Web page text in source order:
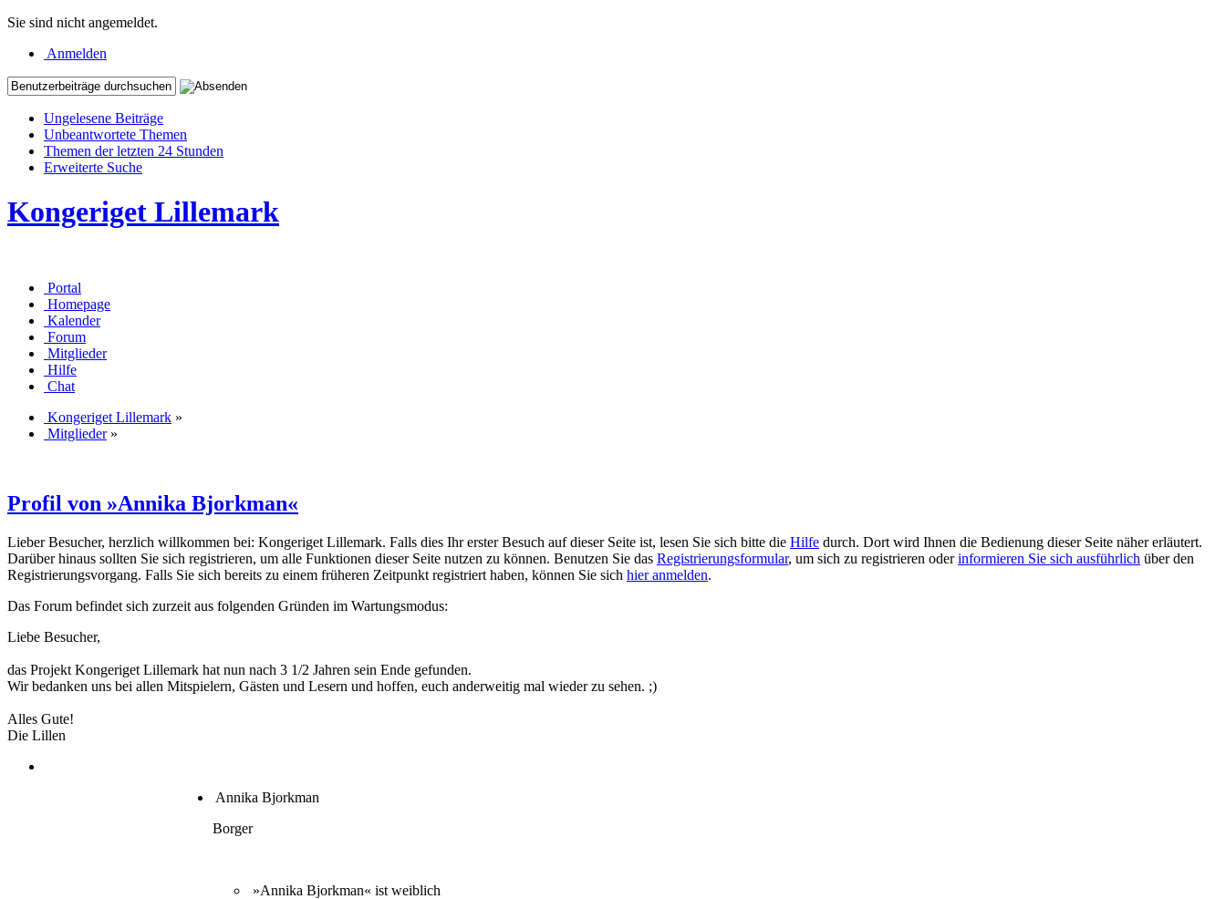
Sie sind nicht angemeldet.
Anmelden
Ungelesene Beiträge
Unbeantwortete Themen
Themen der letzten 24 Stunden
Erweiterte Suche
Kongeriget Lillemark
Portal
Homepage
Kalender
Forum
Mitglieder
Hilfe
Chat
Kongeriget Lillemark »
Mitglieder»
Profil von »Annika Bjorkman«
Lieber Besucher, herzlich willkommen bei: Kongeriget Lillemark. Falls dies Ihr erster Besuch auf dieser Seite ist, lesen Sie sich bitte die Hilfe durch. Dort wird Ihnen die Bedienung dieser Seite näher erläutert.
Darüber hinaus sollten Sie sich registrieren, um alle Funktionen dieser Seite nutzen zu können. Benutzen Sie das Registrierungsformular, um sich zu registrieren oderinformieren Sie sich ausführlich über den
Registrierungsvorgang. Falls Sie sich bereits zu einem früheren Zeitpunkt registriert haben, können Sie sich hier anmelden.
Das Forum befindet sich zurzeit aus folgenden Gründen im Wartungsmodus:
Liebe Besucher,
das Projekt Kongeriget Lillemark hat nun nach 3 1/2 Jahren sein Ende gefunden.
Wir bedanken uns bei allen Mitspielern, Gästen und Lesern und hoffen, euch anderweitig mal wieder zu sehen. ;)
Alles Gute!
Die Lillen
Annika Bjorkman
Borger
»Annika Bjorkman« ist weiblich